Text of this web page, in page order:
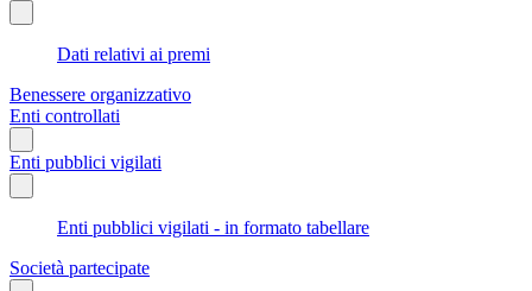
Dati relativi ai premi
Benessere organizzativo
Enti controllati
Enti pubblici vigilati
Enti pubblici vigilati - in formato tabellare
Società partecipate